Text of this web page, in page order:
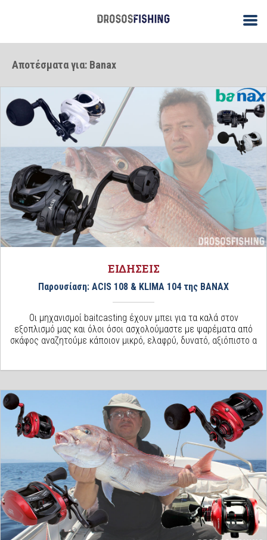
Αποτέσματα για: Banax
ΕΙΔΗΣΕΙΣ
Παρουσίαση: ACIS 108 & KLIMA 104 της BANAX
Οι μηχανισμοί baitcasting έχουν μπει για τα καλά στον
εξοπλισμό μας και όλοι όσοι ασχολούμαστε με ψαρέματα από
σκάφος αναζητούμε κάποιον μικρό, ελαφρύ, δυνατό, αξιόπιστο α